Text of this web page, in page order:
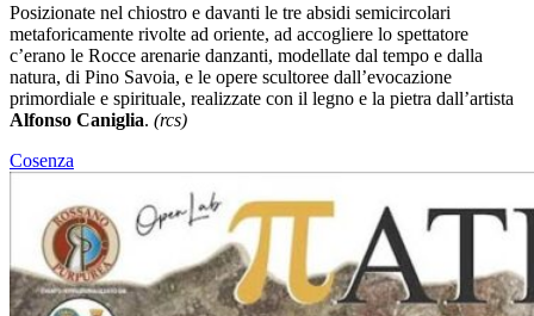
Posizionate nel chiostro e davanti le tre absidi semicircolari
metaforicamente rivolte ad oriente, ad accogliere lo spettatore
c’erano le Rocce arenarie danzanti, modellate dal tempo e dalla
natura, di Pino Savoia, e le opere scultoree dall’evocazione
primordiale e spirituale, realizzate con il legno e la pietra dall’artista
Alfonso Caniglia. (rcs)
Cosenza